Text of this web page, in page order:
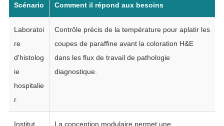
Scénario Comment il répond aux besoins
Laboratoi
re
d'histolog
ie
hospitalie
r
Contrôle précis de la température pour aplatir les
coupes de paraffine avant la coloration H&E
dans les flux de travail de pathologie
diagnostique.
Institut
La conception modulaire permet une